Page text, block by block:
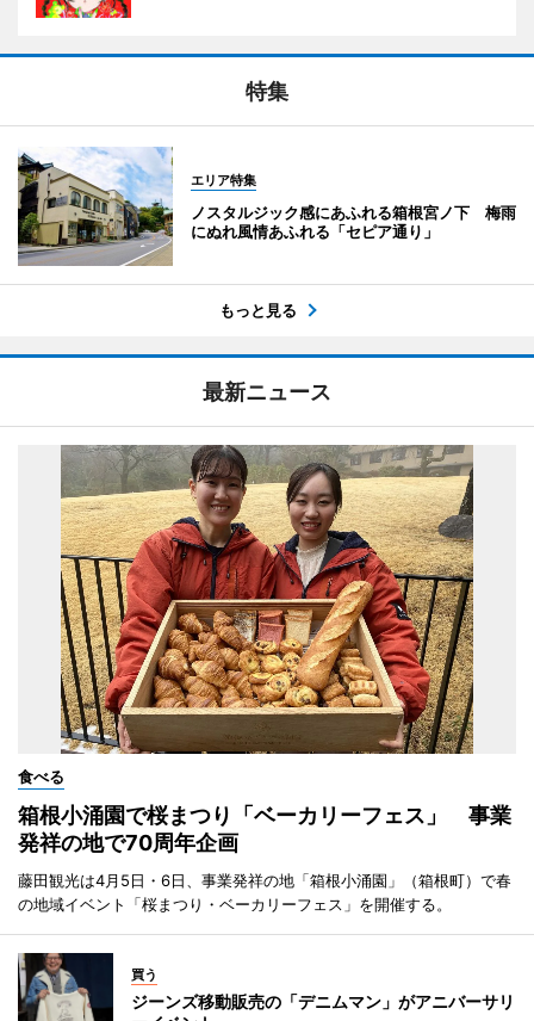
特集
エリア特集
ノスタルジック感にあふれる箱根宮ノ下 梅雨
にぬれ風情あふれる「セピア通り」
もっと見る
最新ニュース
食べる
箱根小涌園で桜まつり「ベーカリーフェス」 事業
発祥の地で70周年企画
藤田観光は4月5日・6日、事業発祥の地「箱根小涌園」（箱根町）で春
の地域イベント「桜まつり・ベーカリーフェス」を開催する。
買う
ジーンズ移動販売の「デニムマン」がアニバーサリ